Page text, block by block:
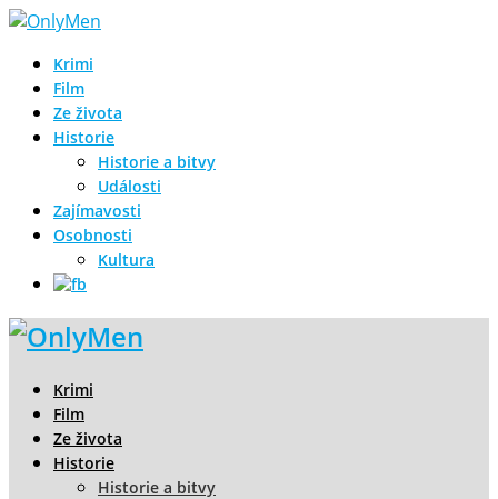
Krimi
Film
Ze života
Historie
Historie a bitvy
Události
Zajímavosti
Osobnosti
Kultura
Krimi
Film
Ze života
Historie
Historie a bitvy